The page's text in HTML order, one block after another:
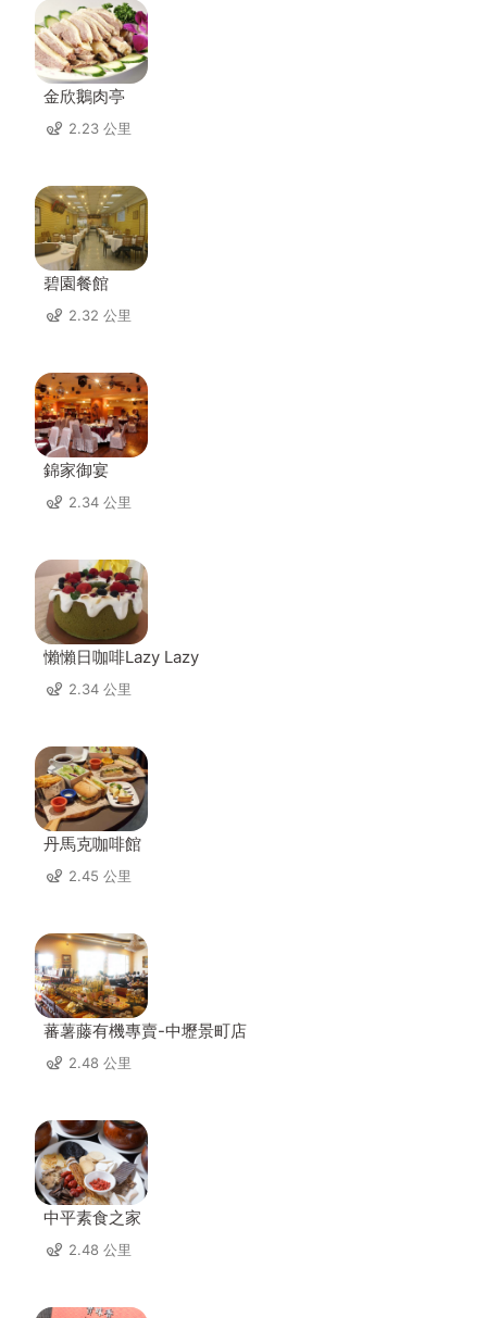
金欣鵝肉亭
2.23 公里
碧園餐館
2.32 公里
錦家御宴
2.34 公里
懶懶日咖啡Lazy Lazy
2.34 公里
丹馬克咖啡館
2.45 公里
蕃薯藤有機專賣-中壢景町店
2.48 公里
中平素食之家
2.48 公里